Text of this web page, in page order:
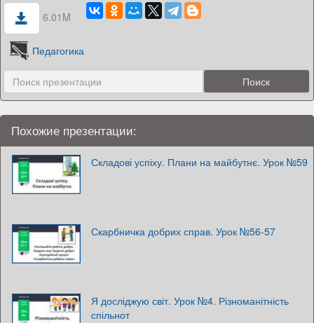
6.01M
Педагогика
Похожие презентации:
Складові успіху. Плани на майбутнє. Урок №59
Скарбничка добрих справ. Урок №56-57
Я досліджую світ. Урок №4. Різноманітність
спільнот